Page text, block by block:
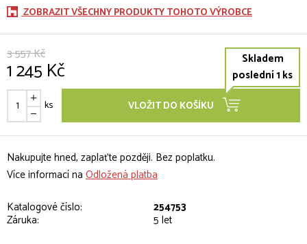
ZOBRAZIT VŠECHNY PRODUKTY TOHOTO VÝROBCE
3 557 Kč
1 245 Kč
Skladem
poslední 1 ks
ks VLOŽIT DO KOŠÍKU
Nakupujte hned, zaplaťte později. Bez poplatku.
Více informací na Odložená platba
Katalogové číslo:
254753
Záruka: 5 let